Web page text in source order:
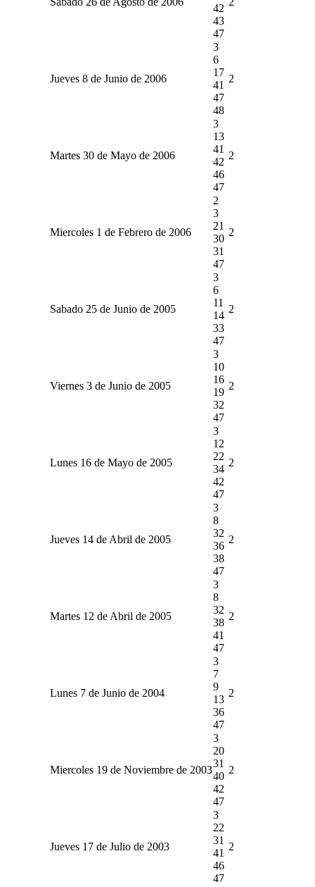
42
43
47
Jueves 8 de Junio de 2006
3
6
17
41
47
48
2
Martes 30 de Mayo de 2006
3
13
41
42
46
47
2
Miercoles 1 de Febrero de 2006
2
3
21
30
31
47
2
Sabado 25 de Junio de 2005
3
6
11
14
33
47
2
Viernes 3 de Junio de 2005
3
10
16
19
32
47
2
Lunes 16 de Mayo de 2005
3
12
22
34
42
47
2
Jueves 14 de Abril de 2005
3
8
32
36
38
47
2
Martes 12 de Abril de 2005
3
8
32
38
41
47
2
Lunes 7 de Junio de 2004
3
7
9
13
36
47
2
Miercoles 19 de Noviembre de 2003
3
20
31
40
42
47
2
Jueves 17 de Julio de 2003
3
22
31
41
46
47
2